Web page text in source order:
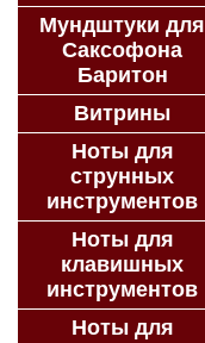
Мундштуки для
Саксофона
Баритон
Витрины
Ноты для
струнных
инструментов
Ноты для
клавишных
инструментов
Ноты для